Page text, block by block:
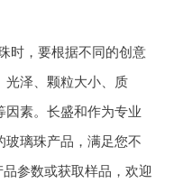
时，要根据不同的创意
光泽、颗粒大小、质
因素。长盛和作为专业
玻璃珠产品，满足您不
参数或获取样品，欢迎